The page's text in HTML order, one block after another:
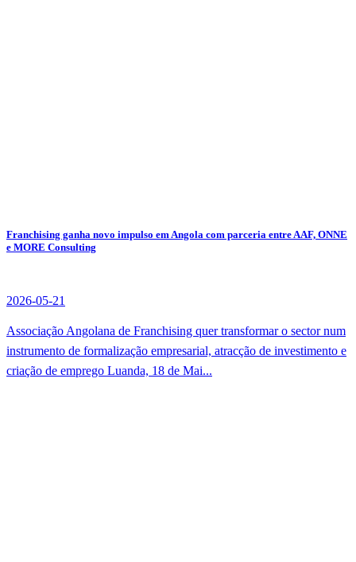
Franchising ganha novo impulso em Angola com parceria entre AAF, ONNE
e MORE Consulting
2026-05-21
Associação Angolana de Franchising quer transformar o sector num
instrumento de formalização empresarial, atracção de investimento e
criação de emprego Luanda, 18 de Mai...